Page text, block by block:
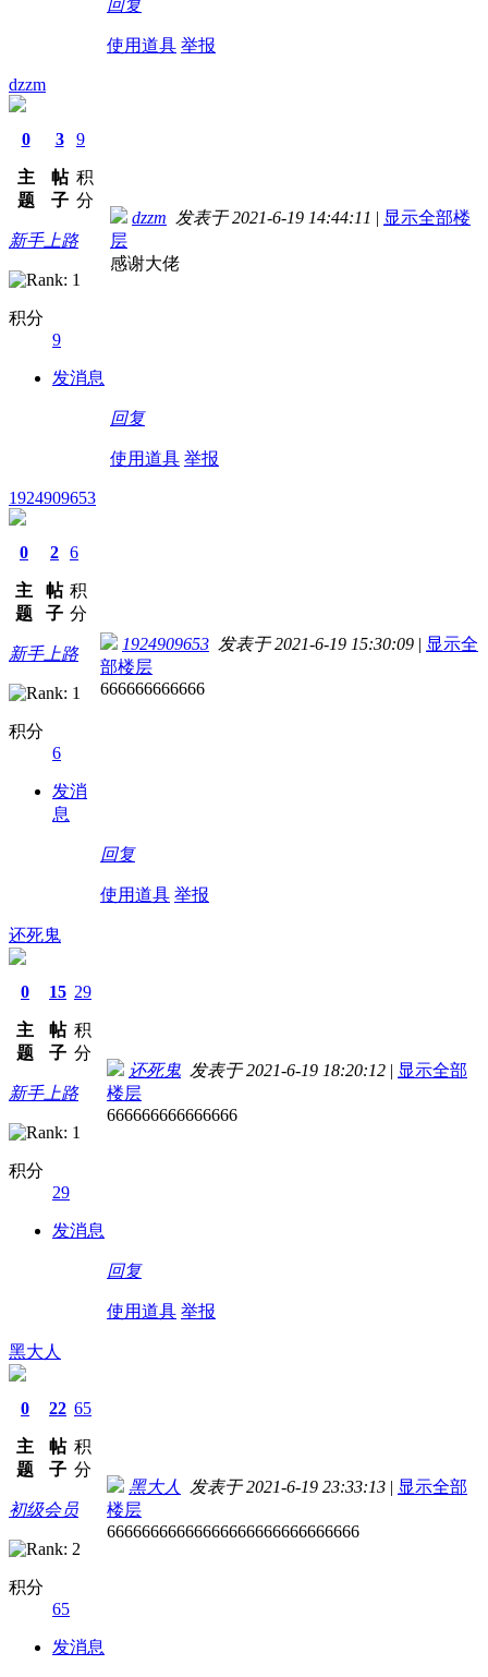
回复
使用道具 举报
dzzm
0
主
题
3
帖
子
9
积
分
新手上路
积分
9
发消息
dzzm 发表于 2021-6-19 14:44:11 | 显示全部楼
层
感谢大佬
回复
使用道具 举报
1924909653
0
主
题
2
帖
子
6
积
分
新手上路
积分
6
发消
息
1924909653 发表于 2021-6-19 15:30:09 | 显示全
部楼层
666666666666
回复
使用道具 举报
还死鬼
0
主
题
15
帖
子
29
积
分
新手上路
积分
29
发消息
还死鬼 发表于 2021-6-19 18:20:12 | 显示全部
楼层
666666666666666
回复
使用道具 举报
黑大人
0
主
题
22
帖
子
65
积
分
初级会员
积分
65
发消息
黑大人 发表于 2021-6-19 23:33:13 | 显示全部
楼层
66666666666666666666666666666